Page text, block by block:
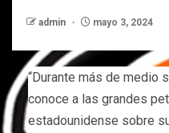
admin mayo 3, 2024
“Durante más de medio
conoce a las grandes
estadounidense sobre